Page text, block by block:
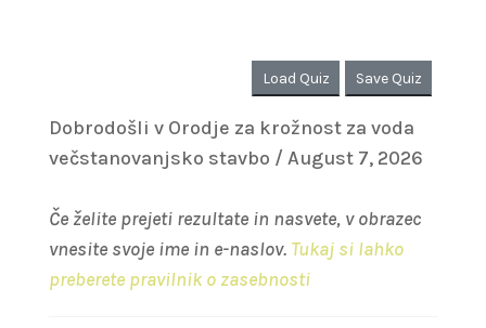
Load Quiz Save Quiz
Dobrodošli v Orodje za krožnost za voda
večstanovanjsko stavbo / August 7, 2026
Če želite prejeti rezultate in nasvete, v obrazec
vnesite svoje ime in e-naslov. Tukaj si lahko
preberete pravilnik o zasebnosti